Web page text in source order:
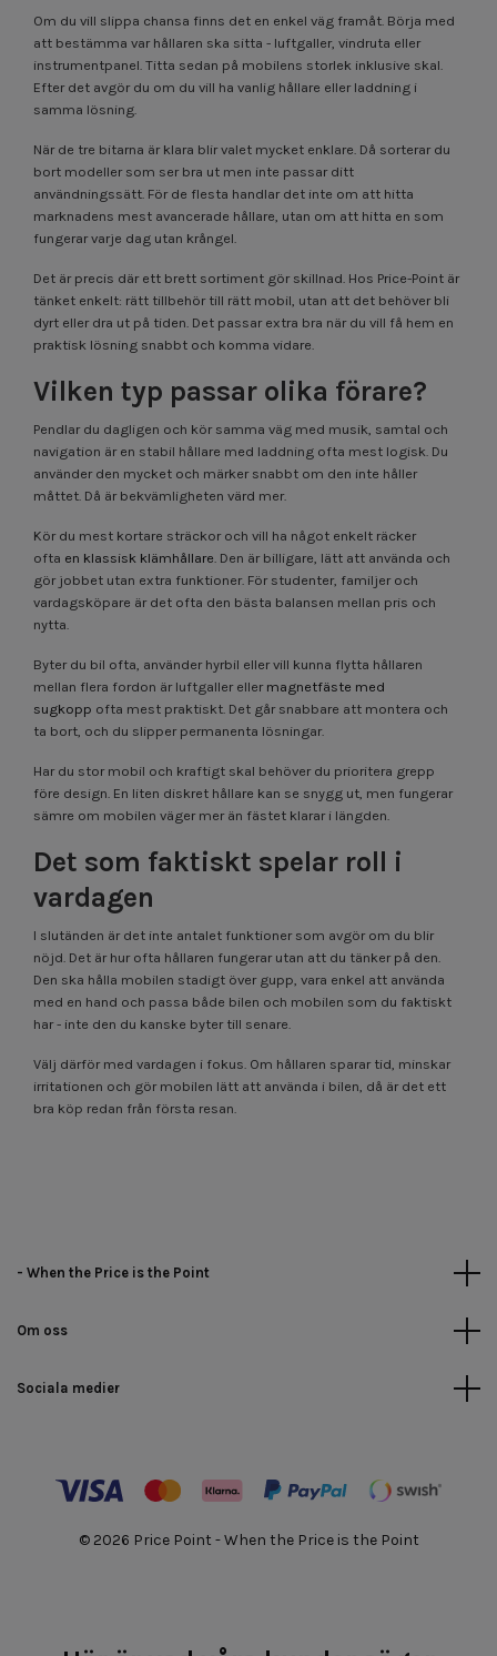
Om du vill slippa chansa finns det en enkel väg framåt. Börja med
att bestämma var hållaren ska sitta - luftgaller, vindruta eller
instrumentpanel. Titta sedan på mobilens storlek inklusive skal.
Efter det avgör du om du vill ha vanlig hållare eller laddning i
samma lösning.
När de tre bitarna är klara blir valet mycket enklare. Då sorterar du
bort modeller som ser bra ut men inte passar ditt
användningssätt. För de flesta handlar det inte om att hitta
marknadens mest avancerade hållare, utan om att hitta en som
fungerar varje dag utan krångel.
Det är precis där ett brett sortiment gör skillnad. Hos Price-Point är
tänket enkelt: rätt tillbehör till rätt mobil, utan att det behöver bli
dyrt eller dra ut på tiden. Det passar extra bra när du vill få hem en
praktisk lösning snabbt och komma vidare.
Vilken typ passar olika förare?
Pendlar du dagligen och kör samma väg med musik, samtal och
navigation är en stabil hållare med laddning ofta mest logisk. Du
använder den mycket och märker snabbt om den inte håller
måttet. Då är bekvämligheten värd mer.
Kör du mest kortare sträckor och vill ha något enkelt räcker
ofta en klassisk klämhållare . Den är billigare, lätt att använda och
gör jobbet utan extra funktioner. För studenter, familjer och
vardagsköpare är det ofta den bästa balansen mellan pris och
nytta.
Byter du bil ofta, använder hyrbil eller vill kunna flytta hållaren
mellan flera fordon är luftgaller eller magnetfäste med
sugkopp ofta mest praktiskt. Det går snabbare att montera och
ta bort, och du slipper permanenta lösningar.
Har du stor mobil och kraftigt skal behöver du prioritera grepp
före design. En liten diskret hållare kan se snygg ut, men fungerar
sämre om mobilen väger mer än fästet klarar i längden.
Det som faktiskt spelar roll i
vardagen
I slutänden är det inte antalet funktioner som avgör om du blir
nöjd. Det är hur ofta hållaren fungerar utan att du tänker på den.
Den ska hålla mobilen stadigt över gupp, vara enkel att använda
med en hand och passa både bilen och mobilen som du faktiskt
har - inte den du kanske byter till senare.
Välj därför med vardagen i fokus. Om hållaren sparar tid, minskar
irritationen och gör mobilen lätt att använda i bilen, då är det ett
bra köp redan från första resan.
- When the Price is the Point
Om oss
Sociala medier
© 2026 Price Point - When the Price is the Point